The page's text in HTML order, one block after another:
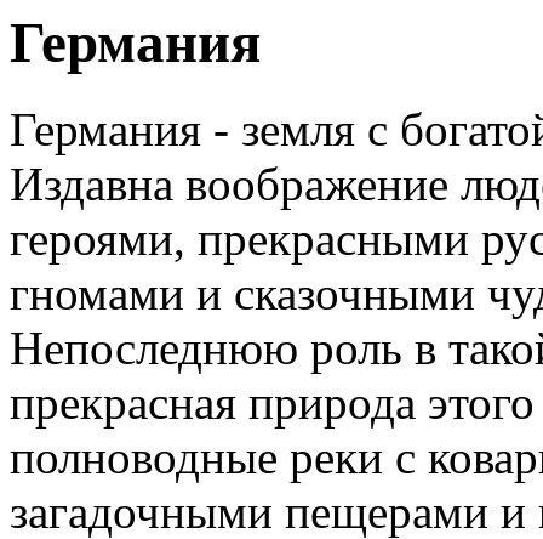
Германия
Германия - земля с
Издавна воображение
героями, прекрасными
гномами и сказочными
Непоследнюю роль в
прекрасная природа
полноводные реки с
загадочными пещерами и